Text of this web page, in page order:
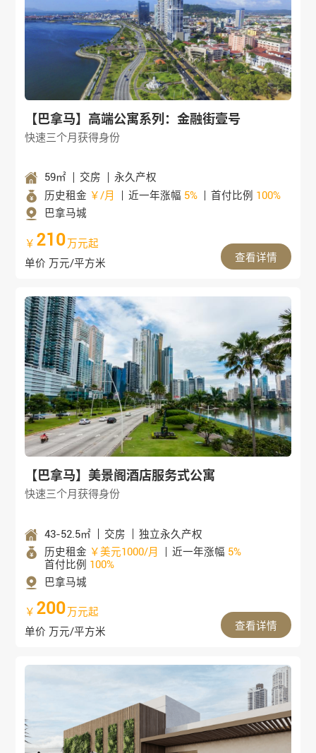
【巴拿马】高端公寓系列：金融街壹号
快速三个月获得身份
59㎡ 交房
永久产权
历史租金 ￥/月 近一年涨幅 5% 首付比例 100%
巴拿马城
￥ 210万元起
单价 万元/平方米
查看详情
【巴拿马】美景阁酒店服务式公寓
快速三个月获得身份
43-52.5㎡ 交房
独立永久产权
历史租金 ￥美元1000/月 近一年涨幅 5%
首付比例 100%
巴拿马城
￥ 200万元起
单价 万元/平方米
查看详情